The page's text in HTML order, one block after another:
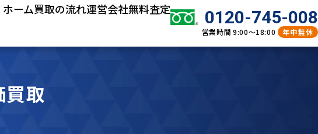
ホーム買取の流れ運営会社無料査定 0120-745-008
営業時間 9:00～18:00 年中無休
買取